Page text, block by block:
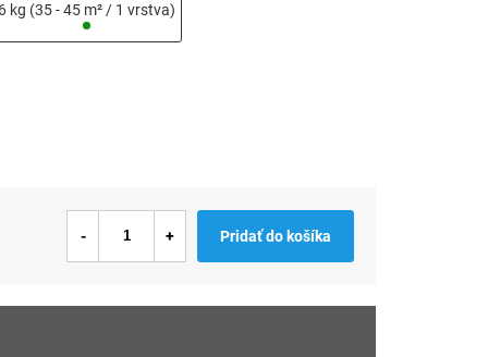
kg (35 - 45 m² / 1 vrstva)
Pridať do košíka